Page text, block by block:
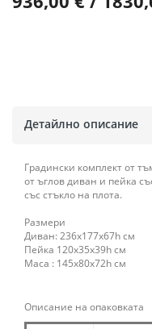
Детайлно описание
Градински комплект от
от ъглов диван и пейка
със стъкло на плота.
Размери
Диван: 236х177х67h см
Пейка 120х35х39h см
Маса : 145х80х72h см
Описание на опаковката